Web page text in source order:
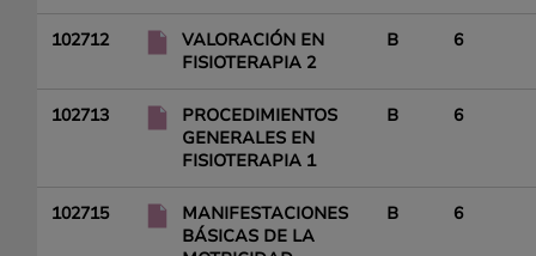
102712
VALORACIÓN EN
FISIOTERAPIA 2
B 6
102713
PROCEDIMIENTOS
GENERALES EN
FISIOTERAPIA 1
B 6
102715
MANIFESTACIONES
BÁSICAS DE LA
B 6